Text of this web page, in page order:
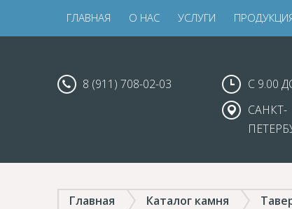
ГЛАВНАЯ О НАС УСЛУГИ
8 (911) 708-02-03
С 9.00
САНКТ-
Главная Каталог камня